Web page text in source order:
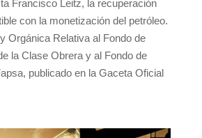
Francisco Leitz, la recuperación
con la monetización del petróleo.
Orgánica Relativa al Fondo de
la Clase Obrera y al Fondo de
publicado en la Gaceta Oficial